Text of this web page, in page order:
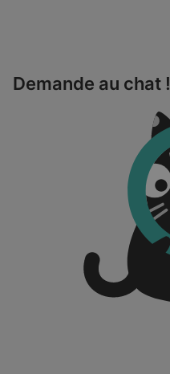
Demande au chat !